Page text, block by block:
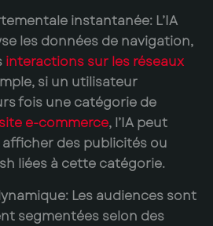
instantanée: L’IA
les données de navigation,
interactions sur les réseaux
si un utilisateur
fois une catégorie de
site e-commerce, l’IA peut
des publicités ou
liées à cette catégorie.
Les audiences sont
segmentées selon des